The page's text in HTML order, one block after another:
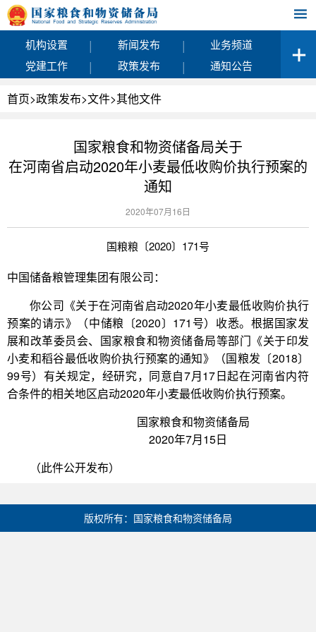
机构设置 | 新闻发布 |
业务频道
党建工作
| 政策发布 | 通知公告
首页>政策发布>文件>其他文件
国家粮食和物资储备局关于
在河南省启动2020年小麦最低收购价执行预案的
通知
2020年07月16日
国粮粮〔2020〕171号
中国储备粮管理集团有限公司：
你公司《关于在河南省启动2020年小麦最低收购价执行
预案的请示》（中储粮〔2020〕171号）收悉。根据国家发
展和改革委员会、国家粮食和物资储备局等部门《关于印发
小麦和稻谷最低收购价执行预案的通知》（国粮发〔2018〕
99号）有关规定，经研究，同意自7月17日起在河南省内符
合条件的相关地区启动2020年小麦最低收购价执行预案。
国家粮食和物资储备局
2020年7月15日
（此件公开发布）
版权所有：国家粮食和物资储备局